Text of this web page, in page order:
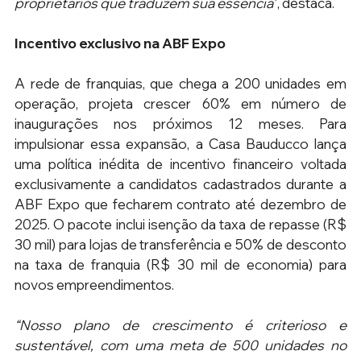
Incentivo exclusivo na ABF Expo
A rede de franquias, que chega a 200 unidades em
operação, projeta crescer 60% em número de
inaugurações nos próximos 12 meses. Para
impulsionar essa expansão, a Casa Bauducco lança
uma política inédita de incentivo financeiro voltada
exclusivamente a candidatos cadastrados durante a
ABF Expo que fecharem contrato até dezembro de
2025. O pacote inclui isenção da taxa de repasse (R$
30 mil) para lojas de transferência e 50% de desconto
na taxa de franquia (R$ 30 mil de economia) para
novos empreendimentos.
“Nosso plano de crescimento é criterioso e
sustentável, com uma meta de 500 unidades no